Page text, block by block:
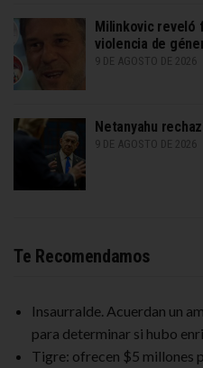
Milinkovic reveló
violencia de
9 DE AGOSTO DE 2026
Netanyahu
9 DE AGOSTO DE 2026
Te Recomendamos
Insaurralde. Acuerdan un
para determinar si hubo
Tigre: ofrecen $5 millones